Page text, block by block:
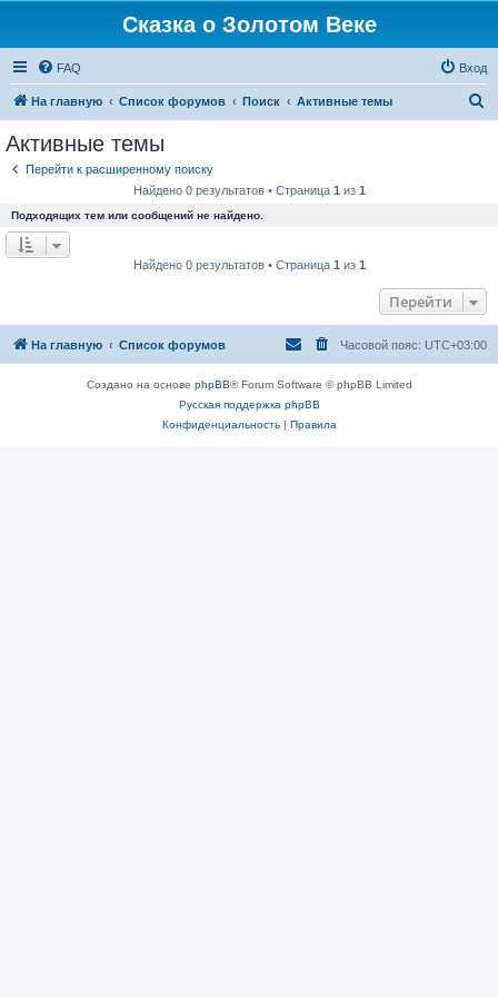
Сказка о Золотом Веке
FAQ Вход
На главную Список форумов Поиск Активные темы
Активные темы
Перейти к расширенному поиску
Найдено 0 результатов • Страница 1 из 1
Подходящих тем или сообщений не найдено.
Найдено 0 результатов • Страница 1 из 1
Перейти
На главную Список форумов Часовой пояс: UTC+03:00
Создано на основе phpBB® Forum Software © phpBB Limited
Русская поддержка phpBB
Конфиденциальность| Правила